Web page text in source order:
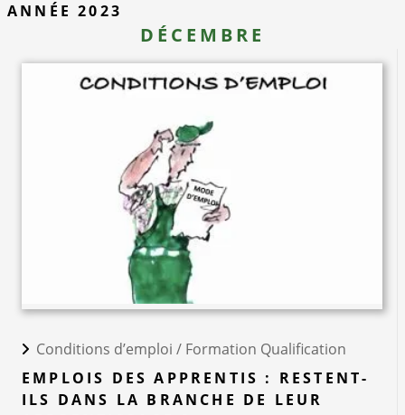
ANNÉE 2023
DÉCEMBRE
Conditions d’emploi / Formation Qualification
EMPLOIS DES APPRENTIS : RESTENT-
ILS DANS LA BRANCHE DE LEUR